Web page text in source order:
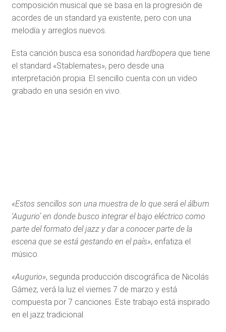
composición musical que se basa en la progresión de
acordes de un standard ya existente, pero con una
melodía y arreglos nuevos.
Esta canción busca esa sonoridad hardboperaque tiene
el standard «Stablemates», pero desde una
interpretación propia. El sencillo cuenta con un video
grabado en una sesión en vivo.
«Estos sencillos son una muestra de lo que será el álbum
‘Augurio’ en donde busco integrar el bajo eléctrico como
parte del formato del jazz y dar a conocer parte de la
escena que se está gestando en el país», enfatiza el
músico.
«Augurio», segunda producción discográfica de Nicolás
Gámez, verá la luz el viernes 7 de marzo y está
compuesta por 7 canciones. Este trabajo está inspirado
en el jazz tradicional.